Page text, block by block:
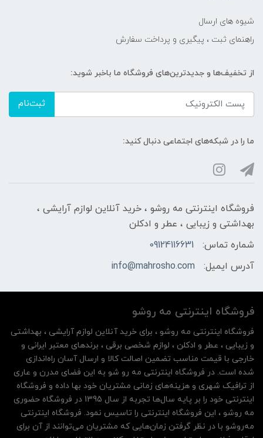
شیوه های ارسال
راهنمای ثبت ، پیگیری و پرداخت سفارش
از تخفیف‌ها و جدیدترین‌های فروشگاه ما باخبر شوید:
ثبت‌نام
ما را در شبکه‌های اجتماعی دنبال کنید:
فروشگاه اینترنتی مه‌ رو‌شو ، خرید آنلاین لوازم آرایشی ،
بهداشتی و زیبایی ، عطر و ادکلن
شماره تماس:
09124116631
آدرس ایمیل:
info@mahrosho.com
فروشگاه اینترنتی مه‌ رو‌شو
فروشگاه اینترنتی مه‌ رو‌شو ، برای خرید آنلاین لوازم آرایشی ، بهداشتی
و زیبایی ، عطر و ادکلن ، لوازم شخصی برقی ، برندهای معتبر ایرانی و
خارجی با قیمت مناسب تضمین اصالت کالا و ارسال آسان راه‌اندازی
شده است. در فروشگاه اینترنتی مه رو شو به این فضای مدرن و عاری
از ترافیک شهری و هزینه‌های زمانی مشتریان خود بها داده و فروشگاه
اینترنتی خود را بر پایه سال‌ها تجربه از سال 1395 در فروشگاه حضوری
مه روشو ، این فروشگاه اینترنتی را تاسیس نمود. فروشگاه اینترنتی
مه‌رو‌شو با در نظر گرفتن زمان‌هایی که مشتریان می‌توانند از آن‌ برای